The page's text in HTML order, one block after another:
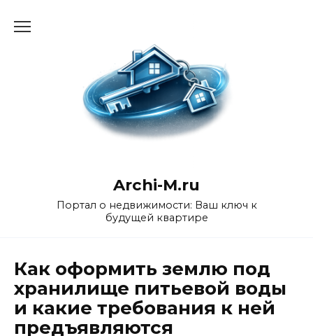
Archi-M.ru
Портал о недвижимости: Ваш ключ к
будущей квартире
Как оформить землю под
хранилище питьевой воды
и какие требования к ней
предъявляются